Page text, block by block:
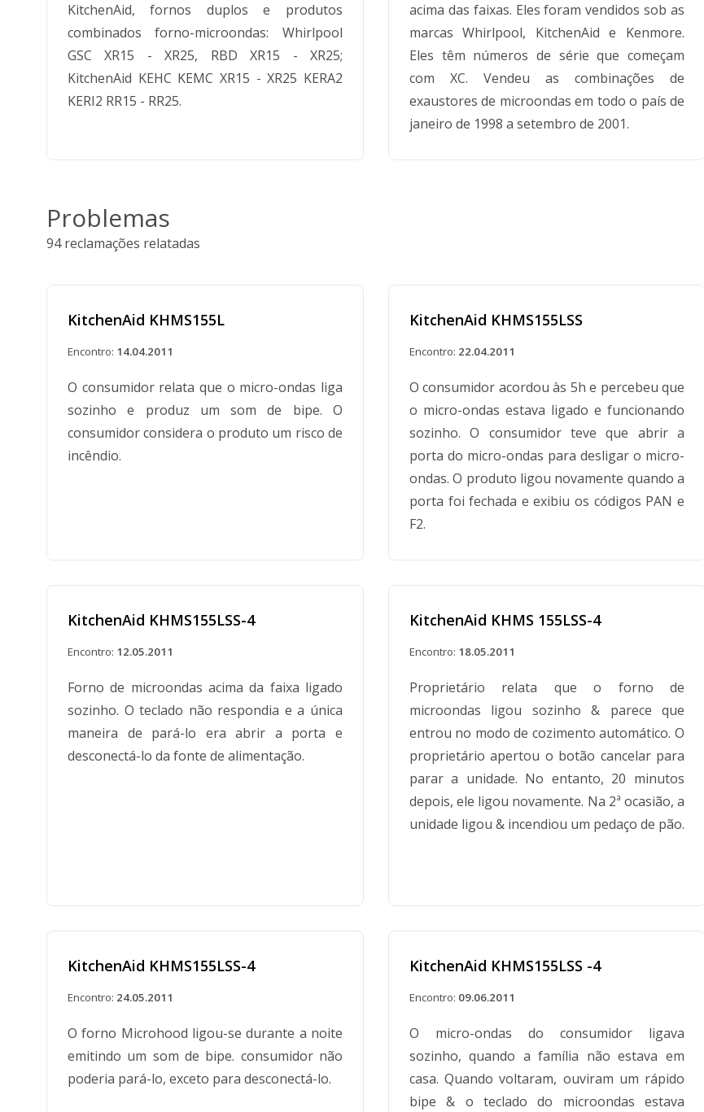
KitchenAid, fornos duplos e produtos
combinados forno-microondas: Whirlpool
GSC XR15 - XR25, RBD XR15 - XR25;
KitchenAid KEHC KEMC XR15 - XR25 KERA2
KERI2 RR15 - RR25.
acima das faixas. Eles foram vendidos sob as
marcas Whirlpool, KitchenAid e Kenmore.
Eles têm números de série que começam
com XC. Vendeu as combinações de
exaustores de microondas em todo o país de
janeiro de 1998 a setembro de 2001.
Problemas
94 reclamações relatadas
KitchenAid KHMS155L
Encontro: 14.04.2011
O consumidor relata que o micro-ondas liga
sozinho e produz um som de bipe. O
consumidor considera o produto um risco de
incêndio.
KitchenAid KHMS155LSS
Encontro: 22.04.2011
O consumidor acordou às 5h e percebeu que
o micro-ondas estava ligado e funcionando
sozinho. O consumidor teve que abrir a
porta do micro-ondas para desligar o micro-
ondas. O produto ligou novamente quando a
porta foi fechada e exibiu os códigos PAN e
F2.
KitchenAid KHMS155LSS-4
Encontro: 12.05.2011
Forno de microondas acima da faixa ligado
sozinho. O teclado não respondia e a única
maneira de pará-lo era abrir a porta e
desconectá-lo da fonte de alimentação.
KitchenAid KHMS 155LSS-4
Encontro: 18.05.2011
Proprietário relata que o forno de
microondas ligou sozinho & parece que
entrou no modo de cozimento automático. O
proprietário apertou o botão cancelar para
parar a unidade. No entanto, 20 minutos
depois, ele ligou novamente. Na 2ª ocasião, a
unidade ligou & incendiou um pedaço de pão.
KitchenAid KHMS155LSS-4
Encontro: 24.05.2011
O forno Microhood ligou-se durante a noite
emitindo um som de bipe. consumidor não
poderia pará-lo, exceto para desconectá-lo.
KitchenAid KHMS155LSS -4
Encontro: 09.06.2011
O micro-ondas do consumidor ligava
sozinho, quando a família não estava em
casa. Quando voltaram, ouviram um rápido
bipe & o teclado do microondas estava